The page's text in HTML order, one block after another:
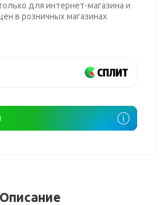
для интернет-магазина и
в розничных магазинах
Описание